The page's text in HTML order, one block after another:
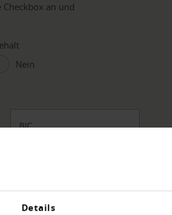
Details
an und
Nein
BIC